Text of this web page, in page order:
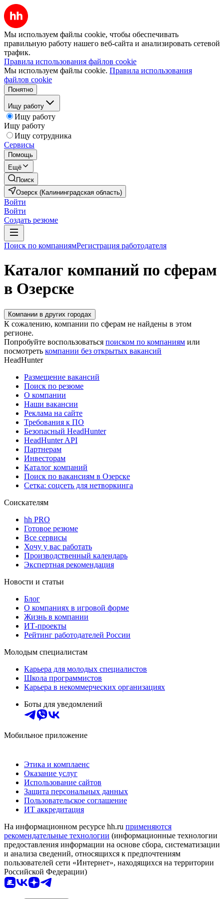
Мы используем файлы cookie, чтобы обеспечивать
правильную работу нашего веб-сайта и анализировать сетевой
трафик.
Правила использования файлов cookie
Мы используем файлы cookie. Правила использования
файлов cookie
Понятно
Ищу работу
Ищу работу
Ищу работу
Ищу сотрудника
Сервисы
Помощь
Ещё
Поиск
Озерск (Калининградская область)
Войти
Войти
Создать резюме
Поиск по компаниямРегистрация работодателя
Каталог компаний по сферам
в Озерске
Компании в других городах
К сожалению, компании по сферам не найдены в этом
регионе.
Попробуйте воспользоваться поиском по компаниям или
посмотреть компании без открытых вакансий
HeadHunter
Размещение вакансий
Поиск по резюме
О компании
Наши вакансии
Реклама на сайте
Требования к ПО
Безопасный HeadHunter
HeadHunter API
Партнерам
Инвесторам
Каталог компаний
Поиск по вакансиям в Озерске
Сетка: соцсеть для нетворкинга
Соискателям
hh PRO
Готовое резюме
Все сервисы
Хочу у вас работать
Производственный календарь
Экспертная рекомендация
Новости и статьи
Блог
О компаниях в игровой форме
Жизнь в компании
ИТ-проекты
Рейтинг работодателей России
Молодым специалистам
Карьера для молодых специалистов
Школа программистов
Карьера в некоммерческих организациях
Боты для уведомлений
Мобильное приложение
Этика и комплаенс
Оказание услуг
Использование сайтов
Защита персональных данных
Пользовательское соглашение
ИТ аккредитация
На информационном ресурсе hh.ru применяются
рекомендательные технологии (информационные технологии
предоставления информации на основе сбора, систематизации
и анализа сведений, относящихся к предпочтениям
пользователей сети «Интернет», находящихся на территории
Российской Федерации)